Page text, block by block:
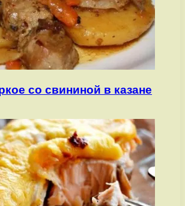
со свининой в казане